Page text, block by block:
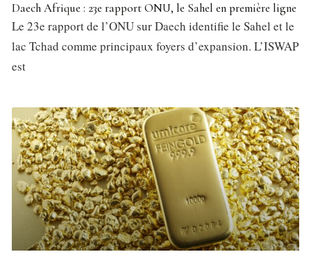
Daech Afrique : 23e rapport ONU, le Sahel en première ligne
Le 23e rapport de l’ONU sur Daech identifie le Sahel et le
lac Tchad comme principaux foyers d’expansion. L’ISWAP
est